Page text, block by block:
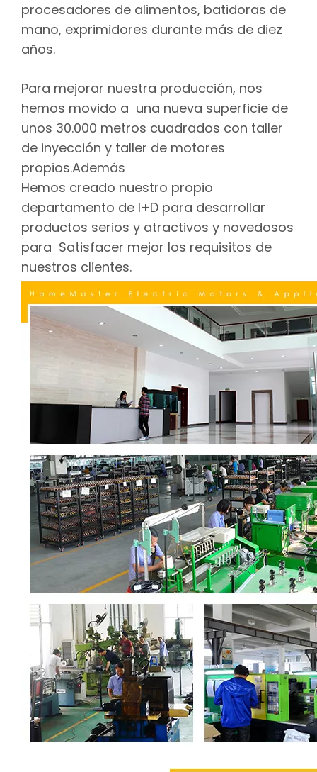
procesadores de alimentos, batidoras de
mano, exprimidores durante más de diez
años.
Para mejorar nuestra producción, nos
hemos movido a una nueva superficie de
unos 30.000 metros cuadrados con taller
de inyección y taller de motores
propios.Además
Hemos creado nuestro propio
departamento de I+D para desarrollar
productos serios y atractivos y novedosos
para Satisfacer mejor los requisitos de
nuestros clientes.